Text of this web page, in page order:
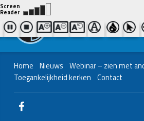
Contact ons
| Bel ons
038 - 427 04 48
Home Nieuws Webinar – zien met
Toegankelijkheid kerken Contact
WebMan on Facebook